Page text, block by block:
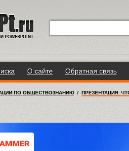
О сайте Обратная связь
ПО ОБЩЕСТВОЗНАНИЮ / ПРЕЗЕНТАЦИЯ: